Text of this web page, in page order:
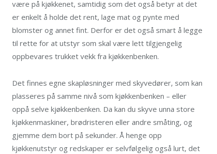
være på kjøkkenet, samtidig som det også betyr at det
er enkelt å holde det rent, lage mat og pynte med
blomster og annet fint. Derfor er det også smart å legge
til rette for at utstyr som skal være lett tilgjengelig
oppbevares trukket vekk fra kjøkkenbenken.
Det finnes egne skapløsninger med skyvedører, som kan
plasseres på samme nivå som kjøkkenbenken – eller
oppå selve kjøkkenbenken. Da kan du skyve unna store
kjøkkenmaskiner, brødristeren eller andre småting, og
gjemme dem bort på sekunder. Å henge opp
kjøkkenutstyr og redskaper er selvfølgelig også lurt, det